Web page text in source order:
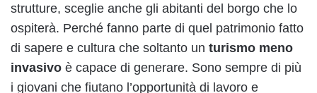
strutture, sceglie anche gli abitanti del borgo che lo
ospiterà. Perché fanno parte di quel patrimonio fatto
di sapere e cultura che soltanto un turismo meno
invasivo è capace di generare. Sono sempre di più
i giovani che fiutano l’opportunità di lavoro e